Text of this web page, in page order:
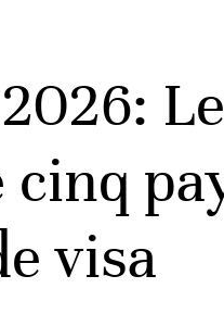
cinq
visa